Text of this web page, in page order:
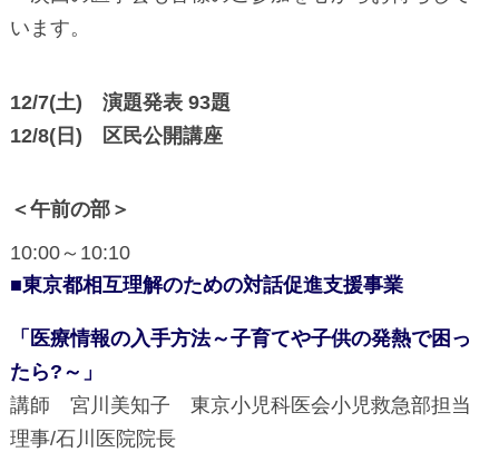
います。
12/7(土) 演題発表 93題
12/8(日) 区民公開講座
＜午前の部＞
10:00～10:10
■東京都相互理解のための対話促進支援事業
「医療情報の入手方法～子育てや子供の発熱で困っ
たら?～」
講師 宮川美知子 東京小児科医会小児救急部担当
理事/石川医院院長